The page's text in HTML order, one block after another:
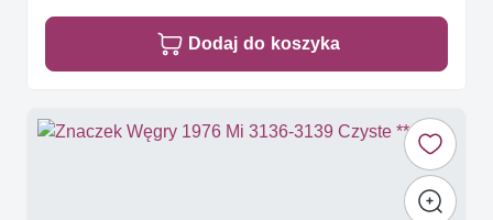
Dodaj do koszyka